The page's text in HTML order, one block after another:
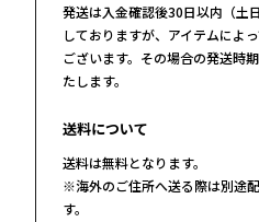
発送は入金確認後30日以内（土
しておりますが、アイテムによ
ございます。その場合の発送時
たします。
送料について
送料は無料となります。
※海外のご住所へ送る際は別途
す。